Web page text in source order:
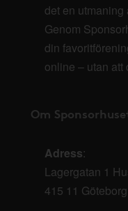
det en utmaning
Genom
din
online – utan att
Om
Adress:
Lagergatan 1
415 11 Göteborg